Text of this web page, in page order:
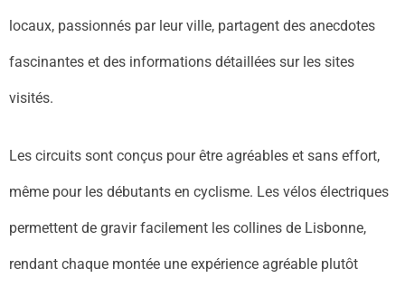
locaux, passionnés par leur ville, partagent des anecdotes
fascinantes et des informations détaillées sur les sites
visités.
Les circuits sont conçus pour être agréables et sans effort,
même pour les débutants en cyclisme. Les vélos électriques
permettent de gravir facilement les collines de Lisbonne,
rendant chaque montée une expérience agréable plutôt